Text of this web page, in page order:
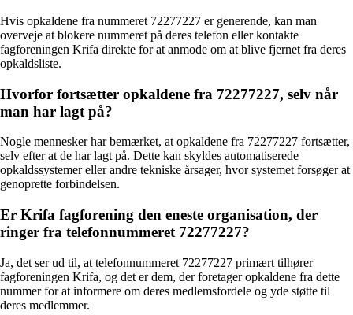
Hvis opkaldene fra nummeret 72277227 er generende, kan man
overveje at blokere nummeret på deres telefon eller kontakte
fagforeningen Krifa direkte for at anmode om at blive fjernet fra deres
opkaldsliste.
Hvorfor fortsætter opkaldene fra 72277227, selv når
man har lagt på?
Nogle mennesker har bemærket, at opkaldene fra 72277227 fortsætter,
selv efter at de har lagt på. Dette kan skyldes automatiserede
opkaldssystemer eller andre tekniske årsager, hvor systemet forsøger at
genoprette forbindelsen.
Er Krifa fagforening den eneste organisation, der
ringer fra telefonnummeret 72277227?
Ja, det ser ud til, at telefonnummeret 72277227 primært tilhører
fagforeningen Krifa, og det er dem, der foretager opkaldene fra dette
nummer for at informere om deres medlemsfordele og yde støtte til
deres medlemmer.